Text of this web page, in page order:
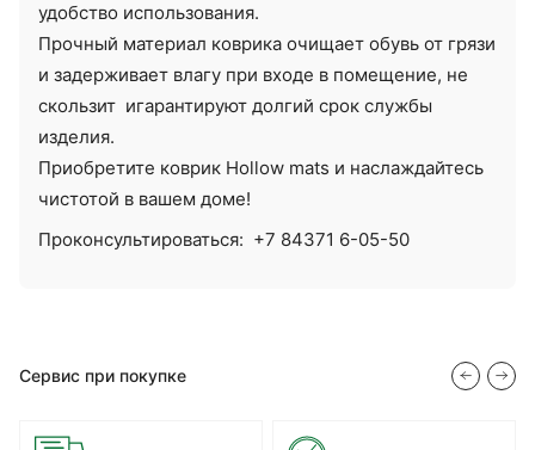
удобство использования.
Прочный материал коврика очищает обувь от грязи
и задерживает влагу при входе в помещение, не
скользит игарантируют долгий срок службы
изделия.
Приобретите коврик Hollow mats и наслаждайтесь
чистотой в вашем доме!
Проконсультироваться: +7 84371 6-05-50
Сервис при покупке